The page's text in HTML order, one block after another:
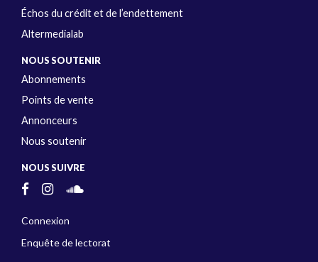
Échos du crédit et de l’endettement
Altermedialab
NOUS SOUTENIR
Abonnements
Points de vente
Annonceurs
Nous soutenir
NOUS SUIVRE
Connexion
Enquête de lectorat